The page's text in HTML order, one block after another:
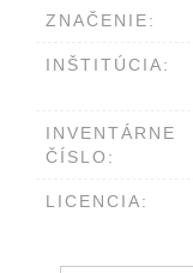
ZNAČENIE:
INŠTITÚCIA:
INVENTÁRNE
ČÍSLO:
LICENCIA: